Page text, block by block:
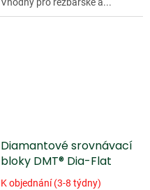
Diamantové srovnávací
bloky DMT® Dia-Flat
K objednání (3-8 týdny)